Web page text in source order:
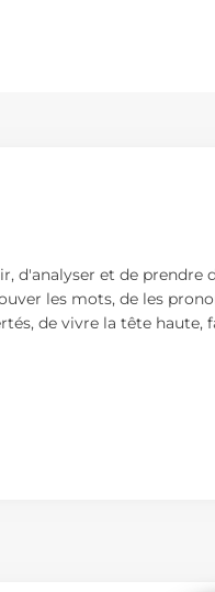
d'analyser et de
les mots, de les
de vivre la tête